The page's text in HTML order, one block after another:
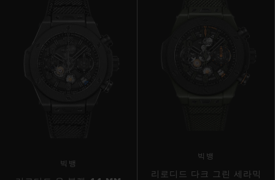
빅뱅
빅뱅
리로디드 다크 그린 세라믹